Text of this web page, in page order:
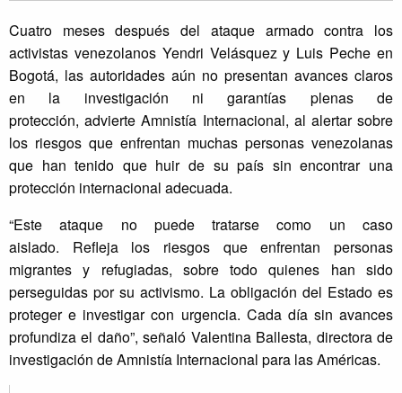
Cuatro meses después del ataque armado contra los
activistas venezolanos Yendri Velásquez y Luis Peche en
Bogotá, las autoridades aún no presentan avances claros
en la investigación ni garantías plenas de
protección, advierte Amnistía Internacional, al alertar sobre
los riesgos que enfrentan muchas personas venezolanas
que han tenido que huir de su país sin encontrar una
protección internacional adecuada.
“Este ataque no puede tratarse como un caso
aislado. Refleja los riesgos que enfrentan personas
migrantes y refugiadas, sobre todo quienes han sido
perseguidas por su activismo. La obligación del Estado es
proteger e investigar con urgencia. Cada día sin avances
profundiza el daño”, señaló Valentina Ballesta, directora de
investigación de Amnistía Internacional para las Américas.